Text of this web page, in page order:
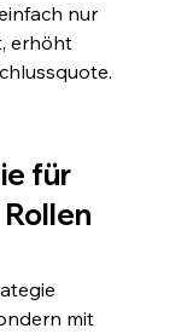
nur
erhöht
für
mit